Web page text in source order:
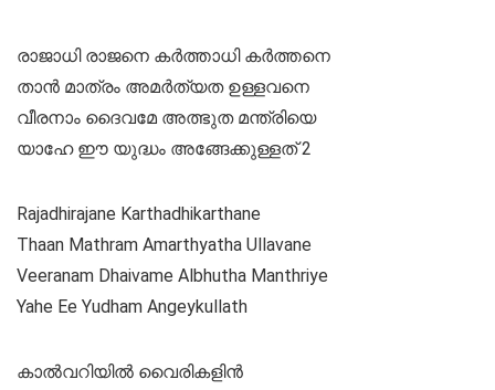
രാജാധി രാജനെ കർത്താധി കർത്തനെ
താൻ മാത്രം അമർത്യത ഉള്ളവനെ
വീരനാം ദൈവമേ അത്ഭുത മന്ത്രിയെ
യാഹേ ഈ യുദ്ധം അങ്ങേക്കുള്ളത് 2
Rajadhirajane Karthadhikarthane
Thaan Mathram Amarthyatha Ullavane
Veeranam Dhaivame Albhutha Manthriye
Yahe Ee Yudham Angeykullath
കാൽവറിയിൽ വൈരികളിൻ